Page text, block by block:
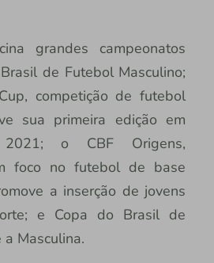
grandes campeonatos
de Futebol Masculino;
competição de futebol
sua primeira edição em
o CBF Origens,
foco no futebol de base
a inserção de jovens
e Copa do Brasil de
Masculina.